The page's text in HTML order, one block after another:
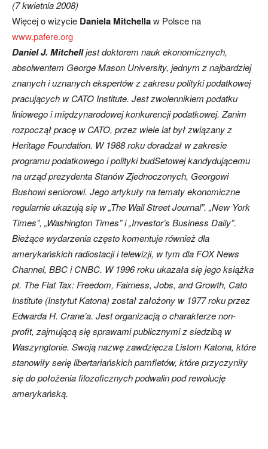
(7 kwietnia 2008)
Więcej o wizycie Daniela Mitchellaw Polsce na
www.pafere.org
Daniel J. Mitchelljest doktorem nauk ekonomicznych,
absolwentem George Mason University, jednym z najbardziej
znanych i uznanych ekspertów z zakresu polityki podatkowej
pracujących w CATO Institute. Jest zwolennikiem podatku
liniowego i międzynarodowej konkurencji podatkowej. Zanim
rozpoczął pracę w CATO, przez wiele lat był związany z
Heritage Foundation. W 1988 roku doradzał w zakresie
programu podatkowego i polityki budSetowej kandydującemu
na urząd prezydenta Stanów Zjednoczonych, Georgowi
Bushowi seniorowi. Jego artykuły na tematy ekonomiczne
regularnie ukazują się w „The Wall Street Journal”. „New York
Times”, „Washington Times” i „Investor’s Business Daily”.
Bieżące wydarzenia często komentuje również dla
amerykańskich radiostacji i telewizji, w tym dla FOX News
Channel, BBC i CNBC. W 1996 roku ukazała się jego książka
pt. The Flat Tax: Freedom, Fairness, Jobs, and Growth, Cato
Institute (Instytut Katona) został założony w 1977 roku przez
Edwarda H. Crane’a. Jest organizacją o charakterze non-
profit, zajmującą się sprawami publicznymi z siedzibą w
Waszyngtonie. Swoją nazwę zawdzięcza Listom Katona, które
stanowiły serię libertariańskich pamfletów, które przyczyniły
się do położenia filozoficznych podwalin pod rewolucję
amerykańską.